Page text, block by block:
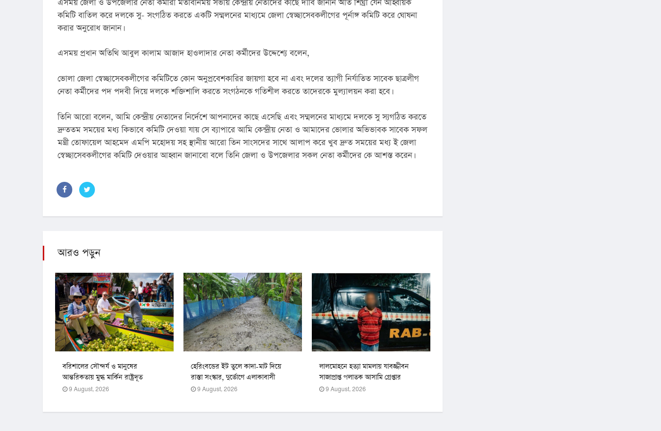
এসময় জেলা ও উপজেলার নেতা কর্মীরা মতবিনিময় সভায় কেন্দ্রীয় নেতাদের কাছে দাবি জানান অতি শিঘ্রী যেন আহ্বায়ক
কমিটি বাতিল করে দলকে সু- সংগঠিত করতে একটি সম্মলনের মাধ্যমে জেলা স্বেচ্ছাসেবকলীগের পূর্নাঙ্গ কমিটি করে ঘোষনা
করার অনুরোধ জানান।
এসময় প্রধান অতিথি আবুল কালাম আজাদ হাওলাদার নেতা কর্মীদের উদ্দেশ্যে বলেন,
ভোলা জেলা স্বেচ্ছাসেবকলীগের কমিটিতে কোন অনুপ্রবেশকারির জায়গা হবে না এবং দলের ত্যাগী নির্যাতিত সাবেক ছাত্রলীগ
নেতা কর্মীদের পদ পদবী দিয়ে দলকে শক্তিশালি করতে সংগঠনকে গতিশীল করতে তাদেরকে মুল্যালয়ন করা হবে।
তিনি আরো বলেন, আমি কেন্দ্রীয় নেতাদের নির্দেশে আপনাদের কাছে এসেছি এবং সম্মলনের মাধ্যমে দলকে সু স্যগঠিত করতে
দ্রুততম সময়ের মধ্য কিভাবে কমিটি দেওয়া যায় সে ব্যাপারে আমি কেন্দ্রীয় নেতা ও আমাদের ভোলার অভিভাবক সাবেক সফল
মন্ত্রী তোফায়েল আহমেদ এমপি মহোদয় সহ স্থানীয় আরো তিন সাংসদের সাথে আলাপ করে খুব দ্রুত সময়ের মধ্য ই জেলা
স্বেচ্ছাসেবকলীগের কমিটি দেওয়ার আহ্বান জানাবো বলে তিনি জেলা ও উপজেলার সকল নেতা কর্মীদের কে আশস্ত করেন।
আরও পড়ুন
বরিশালের সৌন্দর্য ও মানুষের
আন্তরিকতায় মুগ্ধ মার্কিন রাষ্ট্রদূত
9 August, 2026
হেরিংবন্ডের ইট তুলে কাদা-মাট দিয়ে
রাস্তা সংস্কার, দুর্ভোগে এলাকাবাসী
9 August, 2026
লালমোহনে হত্যা মামলায় যাবজ্জীবন
সাজাপ্রাপ্ত পলাতক আসামি গ্রেপ্তার
9 August, 2026